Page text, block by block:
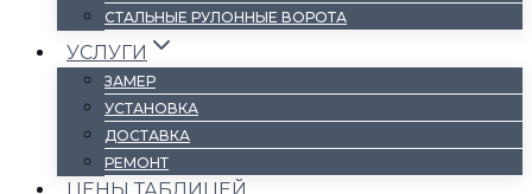
СТАЛЬНЫЕ РУЛОННЫЕ ВОРОТА
УСЛУГИ
ЗАМЕР
УСТАНОВКА
ДОСТАВКА
РЕМОНТ